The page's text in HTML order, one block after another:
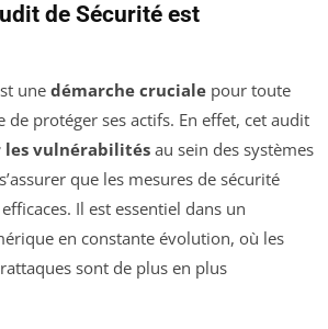
de Sécurité est
une démarche cruciale pour toute
de protéger ses actifs. En effet, cet audit
vulnérabilitésau sein des systèmes
que les mesures de sécurité
Il est essentiel dans un
en constante évolution, où les
sont de plus en plus